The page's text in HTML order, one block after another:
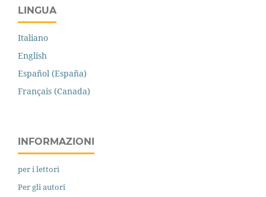
LINGUA
Italiano
English
Español (España)
Français (Canada)
INFORMAZIONI
per i lettori
Per gli autori